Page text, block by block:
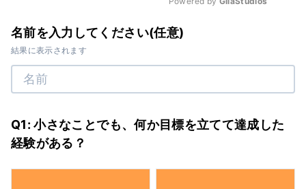
名前を入力してください(任意)
結果に表示されます
Q1: 小さなことでも、何か目標を立てて達成した
経験がある？